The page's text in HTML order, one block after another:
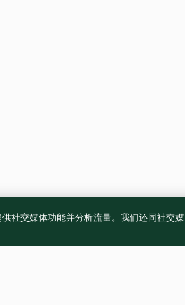
社交媒体功能并分析流量。我们还同社交媒